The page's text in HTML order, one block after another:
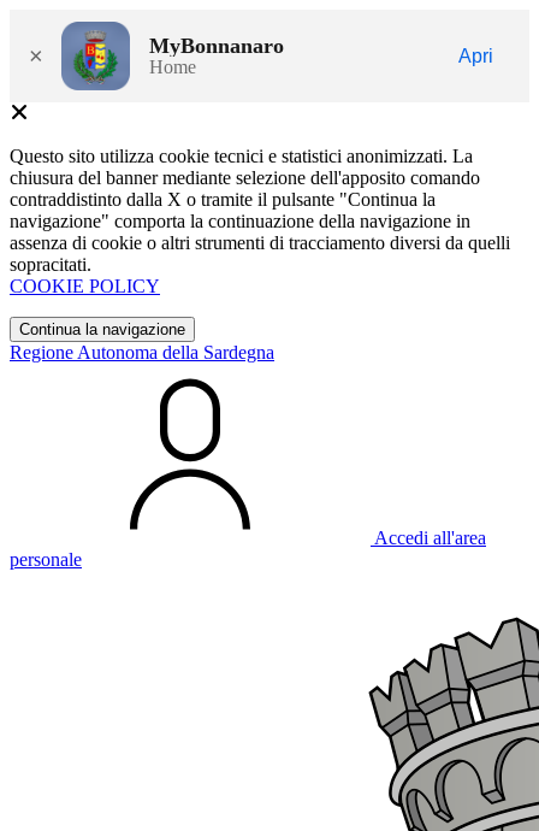
× MyBonnanaro
Home
Apri
Questo sito utilizza cookie tecnici e statistici anonimizzati. La
chiusura del banner mediante selezione dell'apposito comando
contraddistinto dalla X o tramite il pulsante "Continua la
navigazione" comporta la continuazione della navigazione in
assenza di cookie o altri strumenti di tracciamento diversi da quelli
sopracitati.
COOKIE POLICY
Continua la navigazione
Regione Autonoma della Sardegna
Accedi all'area
personale